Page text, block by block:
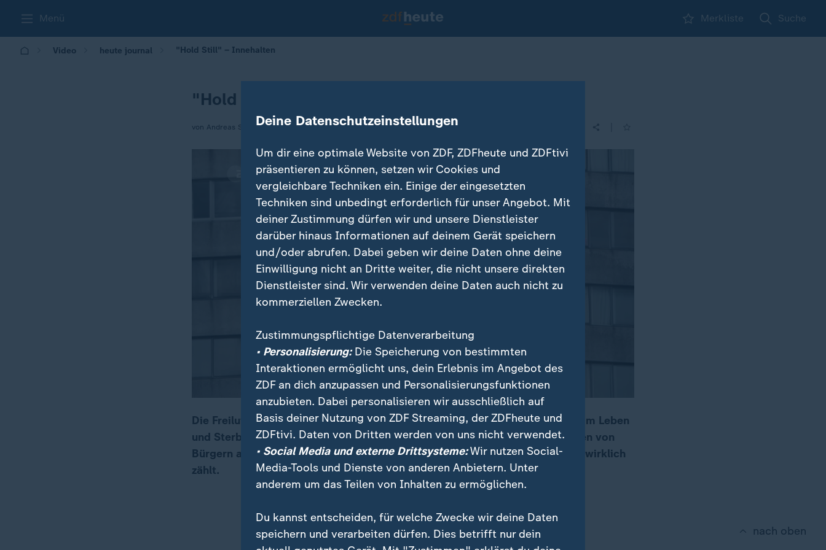
Menü Merkliste Suche
Video heute journal "Hold Still" – Innehalten
"Hold Still" – Innehalten
von Andreas Stamm
00:16 02:28
Die Freiluft-Ausstellung "Hold Still", nahe Birmingham, zeigt Geschichten vom Leben
und Sterben im Lockdown. 100 Fotos, die eine Jury aus 31.000 Einsendungen von
Bürgern ausgewählt hat. Entstanden ist eine Sammlung, die zeigen soll, was wirklich
zählt.
nach oben
Deine Datenschutzeinstellungen
Um dir eine optimale Website von ZDF, ZDFheute und ZDFtivi
präsentieren zu können, setzen wir Cookies und
vergleichbare Techniken ein. Einige der eingesetzten
Techniken sind unbedingt erforderlich für unser Angebot. Mit
deiner Zustimmung dürfen wir und unsere Dienstleister
darüber hinaus Informationen auf deinem Gerät speichern
und/oder abrufen. Dabei geben wir deine Daten ohne deine
Einwilligung nicht an Dritte weiter, die nicht unsere direkten
Dienstleister sind. Wir verwenden deine Daten auch nicht zu
kommerziellen Zwecken.
Zustimmungspflichtige Datenverarbeitung
• Personalisierung:Die Speicherung von bestimmten
Interaktionen ermöglicht uns, dein Erlebnis im Angebot des
ZDF an dich anzupassen und Personalisierungsfunktionen
anzubieten. Dabei personalisieren wir ausschließlich auf
Basis deiner Nutzung von ZDF Streaming, der ZDFheute und
ZDFtivi. Daten von Dritten werden von uns nicht verwendet.
• Social Media und externe Drittsysteme:Wir nutzen Social-
Media-Tools und Dienste von anderen Anbietern. Unter
anderem um das Teilen von Inhalten zu ermöglichen.
Du kannst entscheiden, für welche Zwecke wir deine Daten
speichern und verarbeiten dürfen. Dies betrifft nur dein